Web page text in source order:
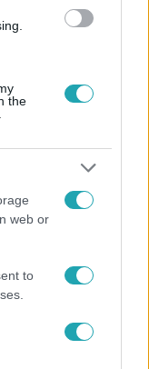
the
web or
to
# ÁTMÁSZTAK